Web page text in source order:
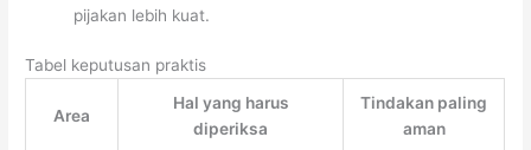
pijakan lebih kuat.
Tabel keputusan praktis
Area
Hal yang harus
diperiksa
Tindakan paling
aman